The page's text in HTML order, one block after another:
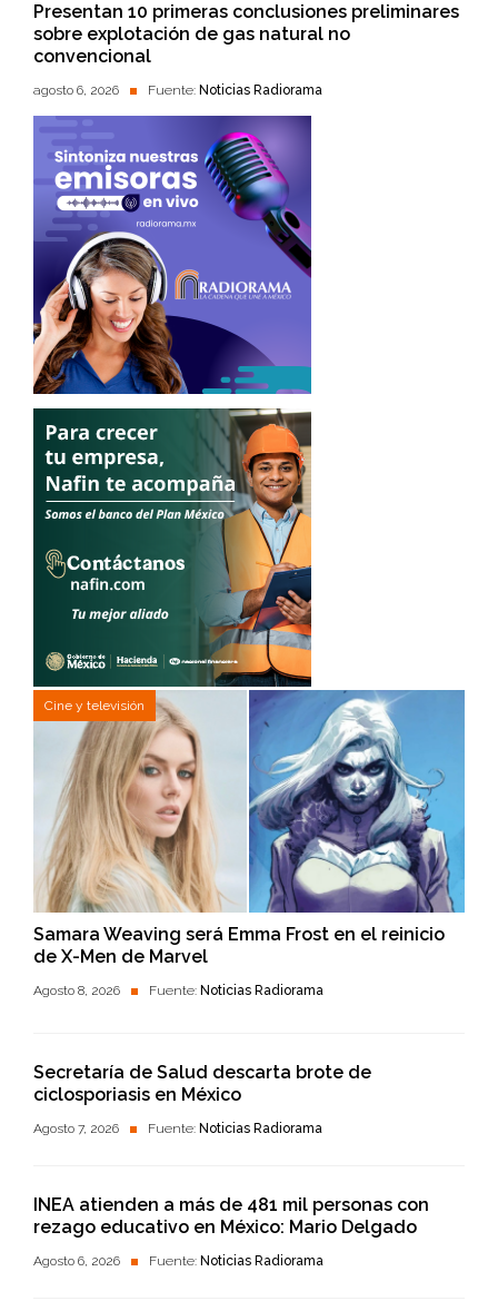
Presentan 10 primeras conclusiones preliminares
sobre explotación de gas natural no
convencional
agosto 6, 2026 Fuente: Noticias Radiorama
Cine y televisión
Samara Weaving será Emma Frost en el reinicio
de X-Men de Marvel
Agosto 8, 2026 Fuente: Noticias Radiorama
Secretaría de Salud descarta brote de
ciclosporiasis en México
Agosto 7, 2026 Fuente: Noticias Radiorama
INEA atienden a más de 481 mil personas con
rezago educativo en México: Mario Delgado
Agosto 6, 2026 Fuente: Noticias Radiorama